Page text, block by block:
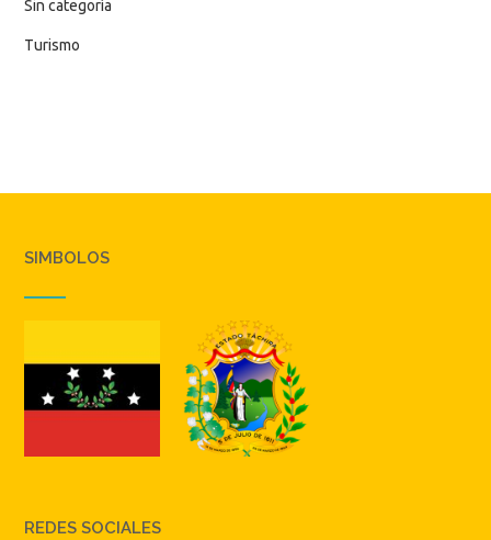
Sin categoría
Turismo
SIMBOLOS
REDES SOCIALES